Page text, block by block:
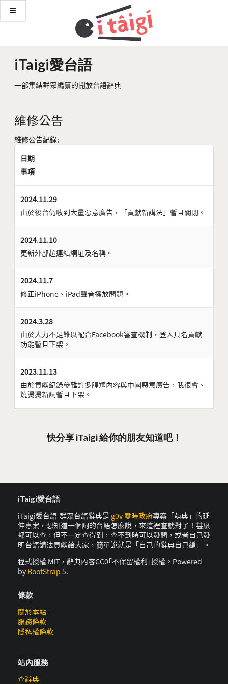
iTaigi愛台語
一部集結群眾編纂的開放台語辭典
維修公告
維修公告紀錄:
日期
事項
2024.11.29
由於後台仍收到大量惡意廣告，「貢獻新講法」暫且關閉。
2024.11.10
更新外部超連結網址及名稱。
2024.11.7
修正iPhone、iPad聲音播放問題。
2024.3.28
由於人力不足難以配合Facebook審查機制，登入具名貢獻
功能暫且下架。
2023.11.13
由於貢獻紀錄參雜許多腥羶內容與中國惡意廣告，我很會、
燒燙燙新詞暫且下架。
快分享 iTaigi 給你的朋友知道吧！
iTaigi愛台語
iTaigi愛台語-群眾台語辭典是 g0v 零時政府專案「萌典」的延
伸專案，想知道一個詞的台語怎麼說，來這裡查就對了！甚麼
都可以查，但不一定查得到，查不到時可以發問，或者自己發
明台語講法貢獻給大家，簡單說就是「自己的辭典自己編」。
程式授權 MIT，辭典內容CC0｢不保留權利｣授權。Powered
by BootStrap 5.
條款
關於本站
服務條款
隱私權條款
站內服務
查辭典